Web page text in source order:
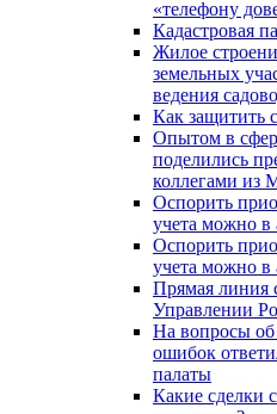
«телефону
Кадастровая
Жилое
земельных
ведения
Как защитить
Опытом в
поделились
коллегами из
Оспорить
учета можно в
Оспорить
учета можно в
Прямая линия
Управлении
На вопросы об
ошибок
палаты
Какие сделки